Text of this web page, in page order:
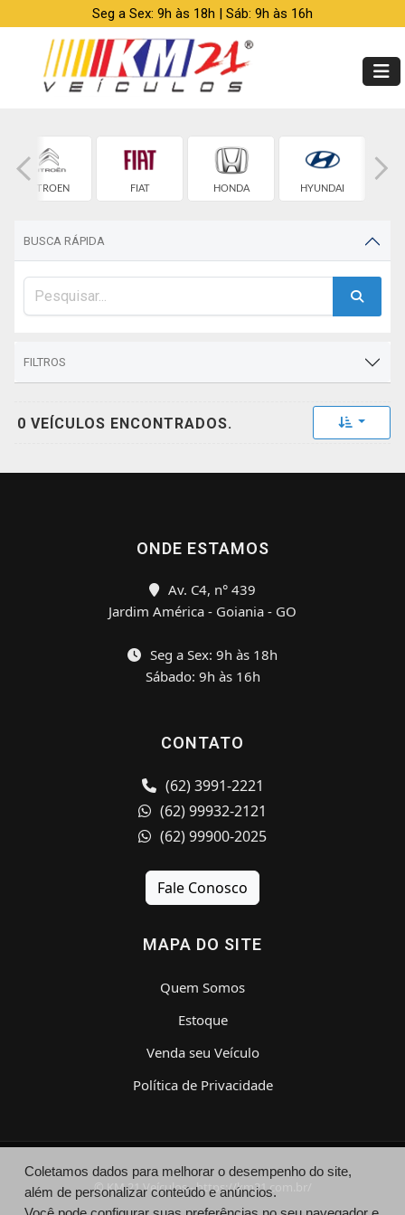
Seg a Sex: 9h às 18h | Sáb: 9h às 16h
CITROEN FIAT HONDA HYUNDAI
BUSCA RÁPIDA
FILTROS
0 VEÍCULOS ENCONTRADOS. Toggle
ONDE ESTAMOS
Av. C4, n° 439
Jardim América - Goiania - GO
Seg a Sex: 9h às 18h
Sábado: 9h às 16h
CONTATO
(62) 3991-2221
(62) 99932-2121
(62) 99900-2025
Fale Conosco
MAPA DO SITE
Quem Somos
Estoque
Venda seu Veículo
Política de Privacidade
© KM 21 Veículos - https://km21.com.br/
Coletamos dados para melhorar o desempenho do site,
além de personalizar conteúdo e anúncios.